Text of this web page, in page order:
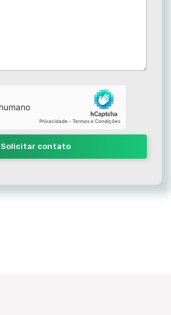
Solicitar contato